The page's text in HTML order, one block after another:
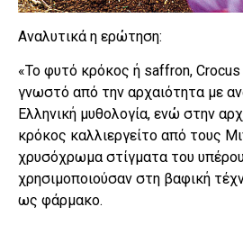
Αναλυτικά η ερώτηση:
«Το φυτό κρόκος ή saffron, Crocus
γνωστό από την αρχαιότητα με
Ελληνική μυθολογία, ενώ στην
κρόκος καλλιεργείτο από τους
χρυσόχρωμα στίγματα του
χρησιμοποιούσαν στη βαφική
ως φάρμακο.